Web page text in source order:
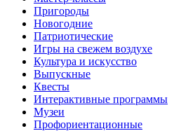
Пригороды
Новогодние
Патриотические
Игры на свежем воздухе
Культура и искусство
Выпускные
Квесты
Интерактивные программы
Музеи
Профориентационные